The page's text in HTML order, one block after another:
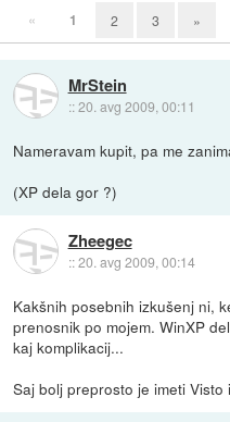
« 1 2 3 »
MrStein
::20. avg 2009, 00:11
Nameravam kupit, pa me
(XP dela gor ?)
Zheegec
::20. avg 2009, 00:14
Kakšnih posebnih izkušenj ni,
prenosnik po mojem. WinXP
kaj komplikacij...
Saj bolj preprosto je imeti